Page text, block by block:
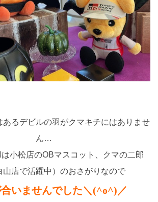
あるデビルの羽がクマキチにはありませ
ん…
小松店のOBマスコット、クマの二郎
山店で活躍中）のおさがりなので
いませんでした＼(^o^)／